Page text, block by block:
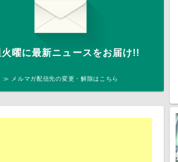
曜に最新ニュースをお届け!!
≫ メルマガ配信先の変更・解除はこちら